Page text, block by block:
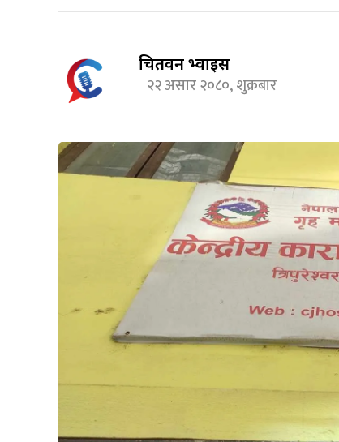
चितवन भ्वाईस
२२ असार २०८०, शुक्रबार